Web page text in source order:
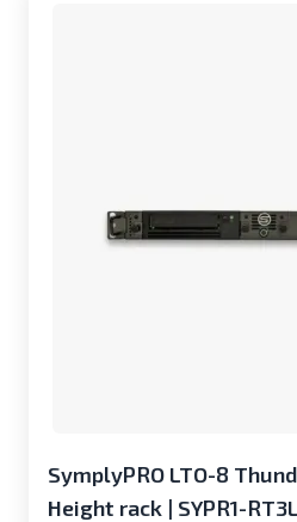
SymplyPRO LTO-8
Height rack | SYPR1-